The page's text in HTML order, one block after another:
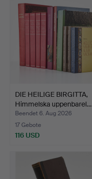
DIE HEILIGE BIRGITTA,
Himmelska uppenbarel…
Beendet 6. Aug 2026
17 Gebote
116 USD